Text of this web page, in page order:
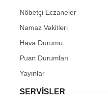
Nöbetçi Eczaneler
Namaz Vakitleri
Hava Durumu
Puan Durumları
Yayınlar
SERVİSLER